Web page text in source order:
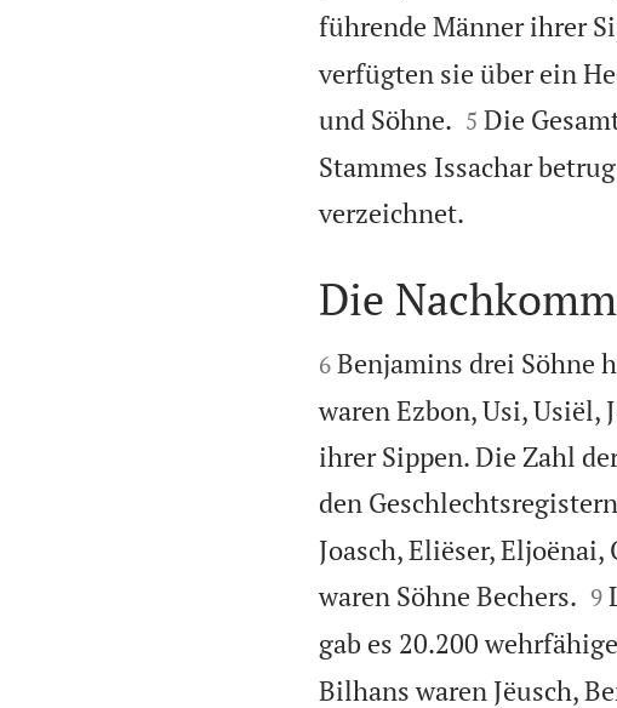
führende Männer ihrer
verfügten sie über ein
und Söhne.
5 Die
Stammes Issachar
verzeichnet.

Die

6 Benjamins drei Söhne
waren Ezbon, Usi,
ihrer Sippen. Die Zahl
den
Joasch, Eliëser,
waren Söhne Bechers.
9
gab es 20.200
Bilhans waren Jëusch,